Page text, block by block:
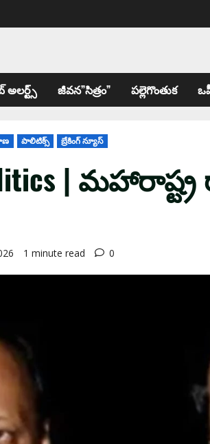
జీవన”సిత్రం” పల్లెగొంతుక
పాలిటిక్స్ బ్రేకింగ్ న్యూస్
|
1 minute read 0